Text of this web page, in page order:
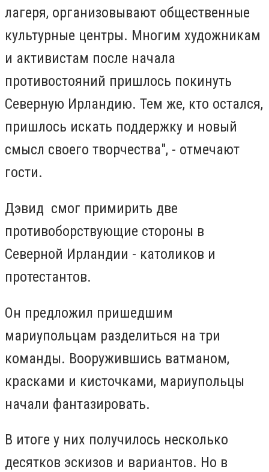
лагеря, организовывают общественные
культурные центры. Многим художникам
и активистам после начала
противостояний пришлось покинуть
Северную Ирландию. Тем же, кто остался,
пришлось искать поддержку и новый
смысл своего творчества", - отмечают
гости.
Дэвид смог примирить две
противоборствующие стороны в
Северной Ирландии - католиков и
протестантов.
Он предложил пришедшим
мариупольцам разделиться на три
команды. Вооружившись ватманом,
красками и кисточками, мариупольцы
начали фантазировать.
В итоге у них получилось несколько
десятков эскизов и вариантов. Но в